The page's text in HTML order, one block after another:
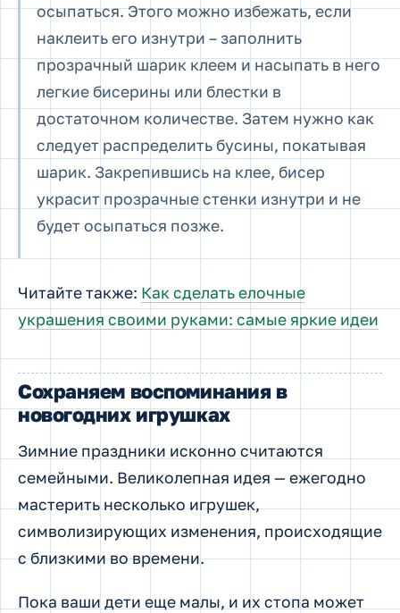
осыпаться. Этого можно избежать, если
наклеить его изнутри – заполнить
прозрачный шарик клеем и насыпать в него
легкие бисерины или блестки в
достаточном количестве. Затем нужно как
следует распределить бусины, покатывая
шарик. Закрепившись на клее, бисер
украсит прозрачные стенки изнутри и не
будет осыпаться позже.
Читайте также: Как сделать елочные
украшения своими руками: самые яркие идеи
Сохраняем воспоминания в
новогодних игрушках
Зимние праздники исконно считаются
семейными. Великолепная идея — ежегодно
мастерить несколько игрушек,
символизирующих изменения, происходящие
с близкими во времени.
Пока ваши дети еще малы, и их стопа может